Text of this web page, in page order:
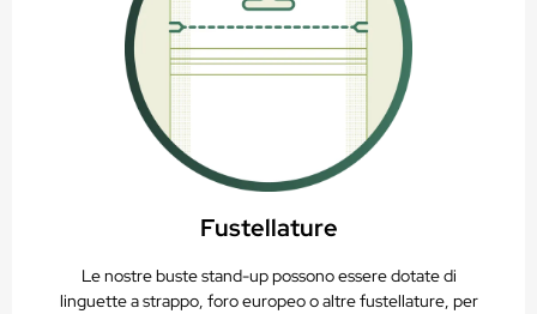
Fustellature
Le nostre buste stand-up possono essere dotate di
linguette a strappo, foro europeo o altre fustellature, per